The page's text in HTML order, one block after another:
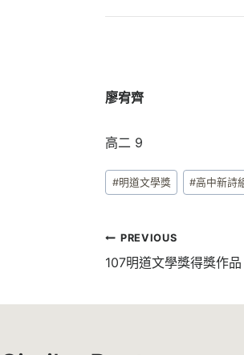
廖宥齊
高二 9
Post
Tags:
#明道文學獎 #高中新詩
文
章
導
PREVIOUS
107明道文學獎得獎作